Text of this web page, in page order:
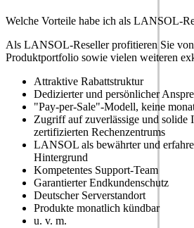
Welche Vorteile habe ich als LANSOL-
Als LANSOL-Reseller profitieren Sie von
Produktportfolio sowie vielen weiteren
Attraktive Rabattstruktur
Dedizierter und persönlicher
"Pay-per-Sale"-Modell, keine
Zugriff auf zuverlässige und solide
zertifizierten Rechenzentrums
LANSOL als bewährter und
Hintergrund
Kompetentes Support-Team
Garantierter Endkundenschutz
Deutscher Serverstandort
Produkte monatlich kündbar
u. v. m.